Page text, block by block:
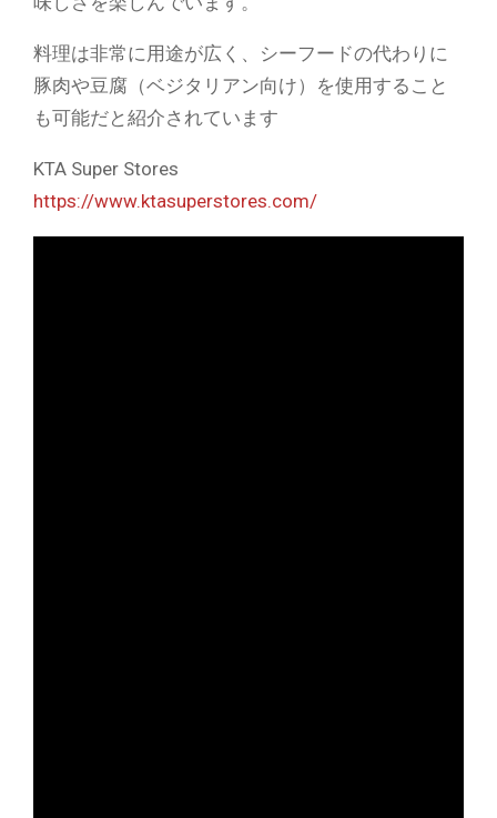
料理は非常に用途が広く、シーフードの代わりに
豚肉や豆腐（ベジタリアン向け）を使用すること
も可能だと紹介されています
KTA Super Stores
https://www.ktasuperstores.com/